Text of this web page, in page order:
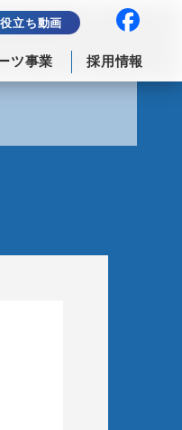
ツ事業 採用情報
立ち動画